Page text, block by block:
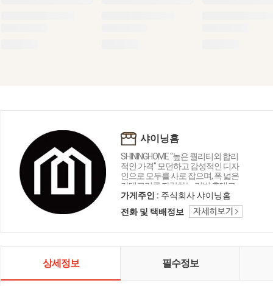
샤이닝홈
SHININGHOME "높은 퀄리티외 합리
적인 가격" 모던하고 감성적인 디자
인으로 모두를 사로 잡으며, 폭 넓은
카테고리를 자랑하는 리빙 홈데코
인테리어 샤이닝홈입니다.
가게주인 : 주식회사 샤이닝홈
전화 및 택배정보
상세정보 필수정보